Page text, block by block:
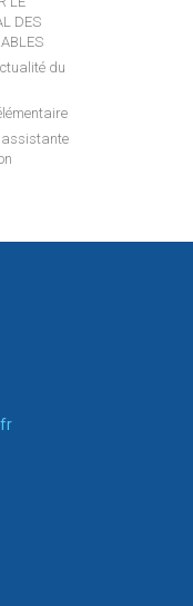
DES
du
assistante